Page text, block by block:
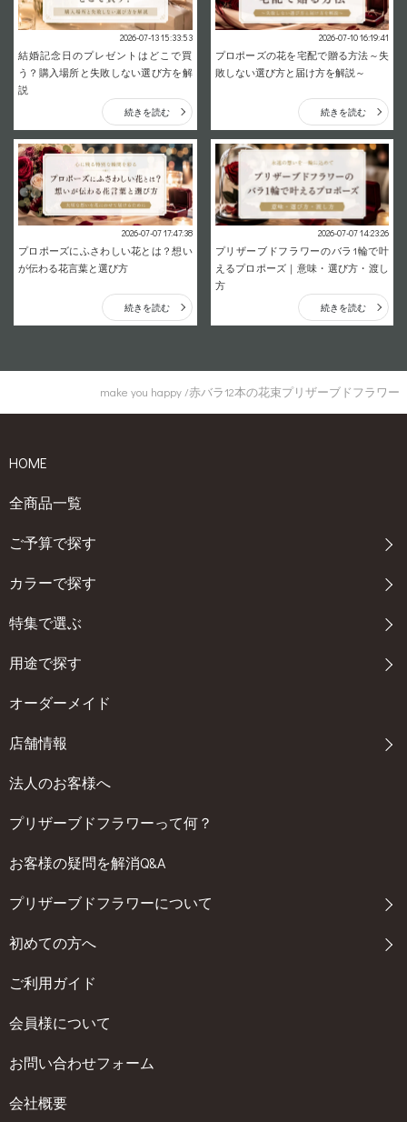
2026-07-13 15:33:53
結婚記念日のプレゼントはどこで買
う？購入場所と失敗しない選び方を解
説
続きを読む
2026-07-10 16:19:41
プロポーズの花を宅配で贈る方法～失
敗しない選び方と届け方を解説～
続きを読む
2026-07-07 17:47:38
プロポーズにふさわしい花とは？想い
が伝わる花言葉と選び方
続きを読む
2026-07-07 14:23:26
プリザーブドフラワーのバラ1輪で叶
えるプロポーズ｜意味・選び方・渡し
方
続きを読む
make you happy /赤バラ12本の花束プリザーブドフラワー
HOME
全商品一覧
ご予算で探す
カラーで探す
特集で選ぶ
用途で探す
オーダーメイド
店舗情報
法人のお客様へ
プリザーブドフラワーって何？
お客様の疑問を解消Q&A
プリザーブドフラワーについて
初めての方へ
ご利用ガイド
会員様について
お問い合わせフォーム
会社概要